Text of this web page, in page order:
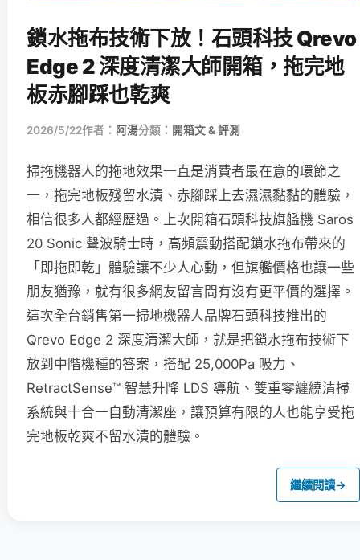
鎖水拖布技術下放！石頭科技 Qrevo
Edge 2 深度清潔大師開箱，拖完地
板赤腳踩也乾爽
2026/5/22作者： 阿湯分類： 開箱文 & 評測
掃拖機器人的拖地效果一直是消費者最在意的環節之
一，拖完地板殘留水漬、赤腳踩上去濕濕黏黏的體驗，
相信很多人都經歷過。上次開箱石頭科技旗艦機 Saros
20 Sonic 聲波騎士時，高頻震動搭配鎖水拖布帶來的
「即拖即乾」體驗讓不少人心動，但旗艦價格也讓一些
朋友猶豫，就有很多網友留言問有沒有更平價的選擇。
這次全台銷售第一掃地機器人品牌石頭科技推出的
Qrevo Edge 2 深度清潔大師，就是把鎖水拖布技術下
放到中階機種的答案，搭配 25,000Pa 吸力、
RetractSense™ 智慧升降 LDS 導航、雙重零纏繞清掃
系統與十合一自動清潔座，讓預算有限的人也能享受拖
完地板乾爽不留水漬的體驗。
繼續閱讀→